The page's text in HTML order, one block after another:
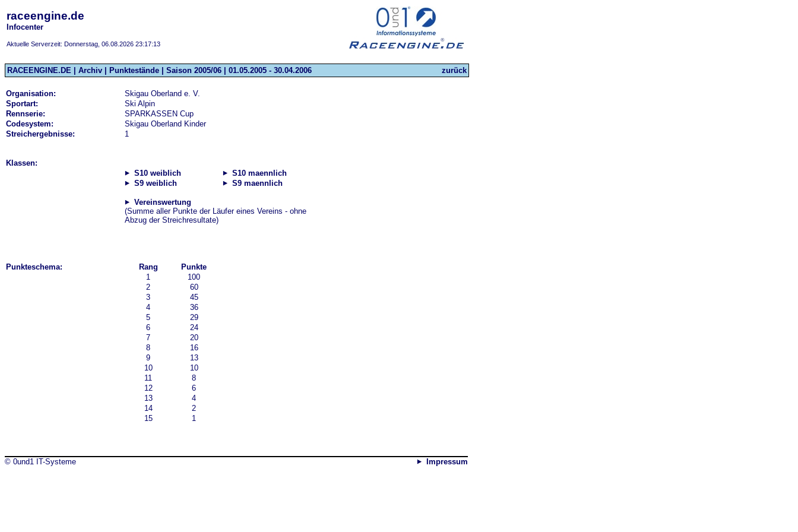
raceengine.de
Infocenter
Aktuelle Serverzeit: Donnerstag, 06.08.2026 23:17:13
RACEENGINE.DE | Archiv | Punktestände | Saison 2005/06 | 01.05.2005 - 30.04.2006 zurück
Organisation:
Skigau Oberland e. V.
Sportart:
Ski Alpin
Rennserie:
SPARKASSEN Cup
Codesystem:
Skigau Oberland Kinder
Streichergebnisse:
1
Klassen:
S10 weiblich
S10 maennlich
S9 weiblich
S9 maennlich
Vereinswertung
(Summe aller Punkte der Läufer eines Vereins - ohne
Abzug der Streichresultate)
Punkteschema: Rang
Punkte
1
100
2
60
3
45
4
36
5
29
6
24
7
20
8
16
9
13
10
10
11
8
12
6
13
4
14
2
15
1
© 0und1 IT-Systeme Impressum